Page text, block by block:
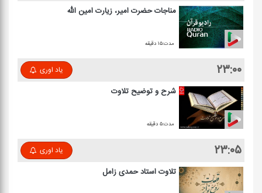
مناجات حضرت امیر، زیارت امین الله
مدت:۱۵ دقیقه
۲۳:۰۰ یاد اوری
شرح و توضیح تلاوت
مدت:۵ دقیقه
۲۳:۰۵ یاد اوری
تلاوت استاد حمدی زامل